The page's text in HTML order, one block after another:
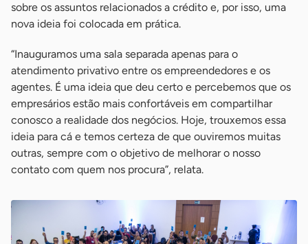
sobre os assuntos relacionados a crédito e, por isso, uma
nova ideia foi colocada em prática.
“Inauguramos uma sala separada apenas para o
atendimento privativo entre os empreendedores e os
agentes. É uma ideia que deu certo e percebemos que os
empresários estão mais confortáveis em compartilhar
conosco a realidade dos negócios. Hoje, trouxemos essa
ideia para cá e temos certeza de que ouviremos muitas
outras, sempre com o objetivo de melhorar o nosso
contato com quem nos procura”, relata.